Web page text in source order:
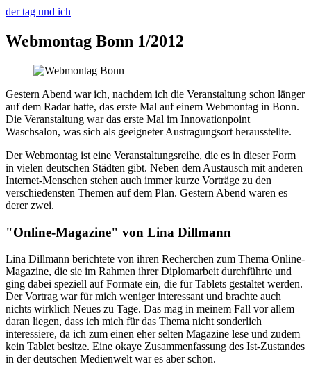
der tag und ich
Webmontag Bonn 1/2012
Gestern Abend war ich, nachdem ich die Veranstaltung schon länger
auf dem Radar hatte, das erste Mal auf einem Webmontag in Bonn.
Die Veranstaltung war das erste Mal im Innovationpoint
Waschsalon, was sich als geeigneter Austragungsort herausstellte.
Der Webmontag ist eine Veranstaltungsreihe, die es in dieser Form
in vielen deutschen Städten gibt. Neben dem Austausch mit anderen
Internet-Menschen stehen auch immer kurze Vorträge zu den
verschiedensten Themen auf dem Plan. Gestern Abend waren es
derer zwei.
"Online-Magazine" von Lina Dillmann
Lina Dillmann berichtete von ihren Recherchen zum Thema Online-
Magazine, die sie im Rahmen ihrer Diplomarbeit durchführte und
ging dabei speziell auf Formate ein, die für Tablets gestaltet werden.
Der Vortrag war für mich weniger interessant und brachte auch
nichts wirklich Neues zu Tage. Das mag in meinem Fall vor allem
daran liegen, dass ich mich für das Thema nicht sonderlich
interessiere, da ich zum einen eher selten Magazine lese und zudem
kein Tablet besitze. Eine okaye Zusammenfassung des Ist-Zustandes
in der deutschen Medienwelt war es aber schon.